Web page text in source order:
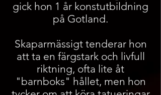
gick hon 1 år konstutbildning
på Gotland.
Skaparmässigt tenderar hon
att ta en färgstark och livfull
riktning, ofta lite åt
"barnboks" hållet, men hon